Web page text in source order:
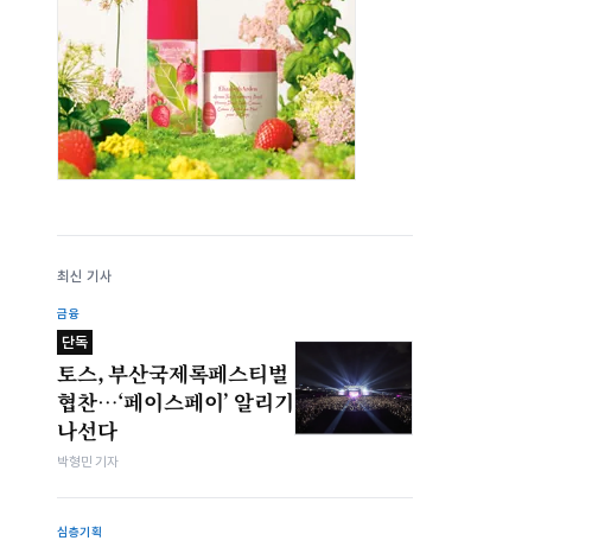
최신 기사
금융
단독
토스, 부산국제록페스티벌
협찬…‘페이스페이’ 알리기
나선다
박형민 기자
심층기획